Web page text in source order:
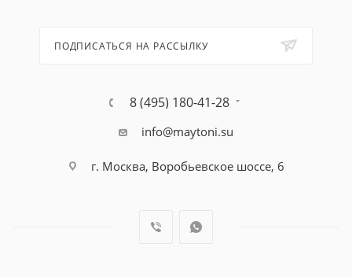
ПОДПИСАТЬСЯ НА РАССЫЛКУ
8 (495) 180-41-28
info@maytoni.su
г. Москва, Воробьевское шоссе, 6